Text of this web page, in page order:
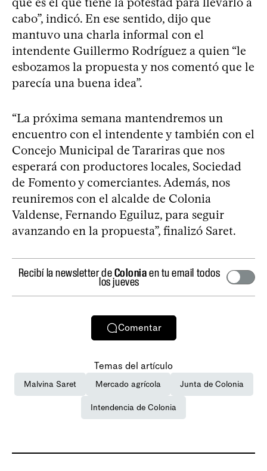
cabo”, indicó. En ese sentido, dijo que
mantuvo una charla informal con el
intendente Guillermo Rodríguez a quien “le
esbozamos la propuesta y nos comentó que le
parecía una buena idea”.
“La próxima semana mantendremos un
encuentro con el intendente y también con el
Concejo Municipal de Tarariras que nos
esperará con productores locales, Sociedad
de Fomento y comerciantes. Además, nos
reuniremos con el alcalde de Colonia
Valdense, Fernando Eguiluz, para seguir
avanzando en la propuesta”, finalizó Saret.
Recibí la newsletter deColoniaen tu email todos
los jueves
Comentar
Temas del artículo
Malvina Saret Mercado agrícola Junta de Colonia
Intendencia de Colonia